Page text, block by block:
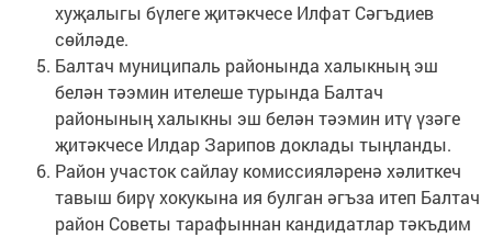
хуҗалыгы бүлеге җитәкчесе Илфат Сәгъдиев
сөйләде.
Балтач муниципаль районында халыкның эш
белән тәэмин ителеше турында Балтач
районының халыкны эш белән тәэмин итү үзәге
җитәкчесе Илдар Зарипов доклады тыңланды.
Район участок сайлау комиссияләренә хәлиткеч
тавыш бирү хокукына ия булган әгъза итеп Балтач
район Советы тарафыннан кандидатлар тәкъдим